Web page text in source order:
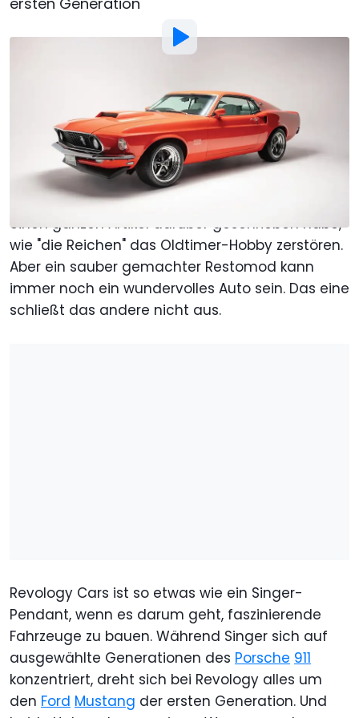
: Benja Hiller
Veröffentlicht von:Benja Hiller
20. Feb.um09:39 Uhr
Als bevorzugte Quelle Motor1.com
auf Google hinzufügen
Mir ist vollkommen klar, dass ich erst vor Kurzem
einen ganzen Artikel darüber geschrieben habe,
wie "die Reichen" das Oldtimer-Hobby zerstören.
Aber ein sauber gemachter Restomod kann
immer noch ein wundervolles Auto sein. Das eine
schließt das andere nicht aus.
Revology Cars ist so etwas wie ein Singer-
Pendant, wenn es darum geht, faszinierende
Fahrzeuge zu bauen. Während Singer sich auf
ausgewählte Generationen des Porsche 911
konzentriert, dreht sich bei Revology alles um
den Ford Mustang der ersten Generation. Und